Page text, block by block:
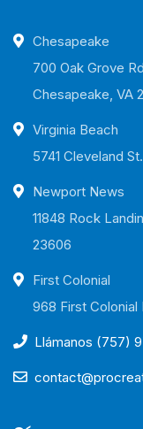
Chesapeake
700 Oak Grove
Chesapeake, VA
Virginia Beach
5741 Cleveland
Newport News
11848 Rock
23606
First Colonial
968 First Colonial
Llámanos (757)